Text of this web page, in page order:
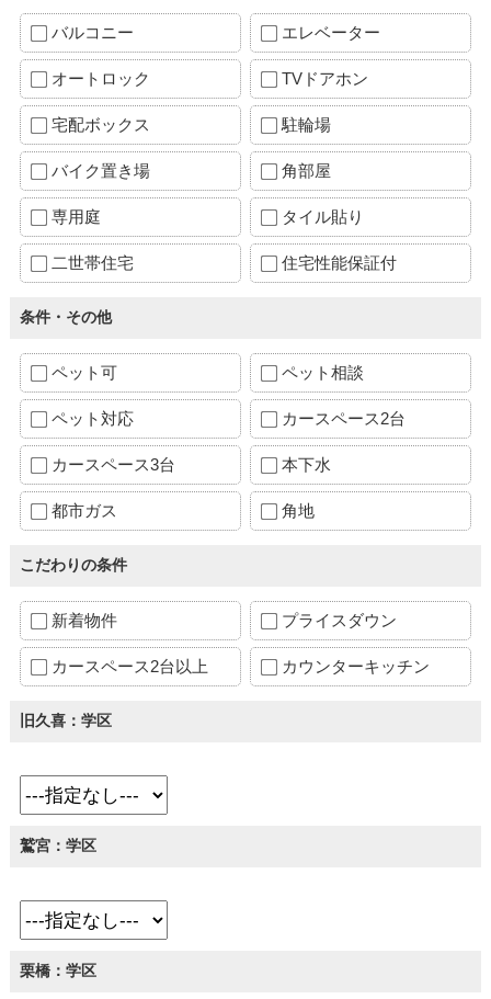
バルコニー エレベーター
オートロック TVドアホン
宅配ボックス 駐輪場
バイク置き場 角部屋
専用庭 タイル貼り
二世帯住宅 住宅性能保証付
条件・その他
ペット可 ペット相談
ペット対応 カースペース2台
カースペース3台 本下水
都市ガス 角地
こだわりの条件
新着物件 プライスダウン
カースペース2台以上 カウンターキッチン
旧久喜：学区
鷲宮：学区
栗橋：学区